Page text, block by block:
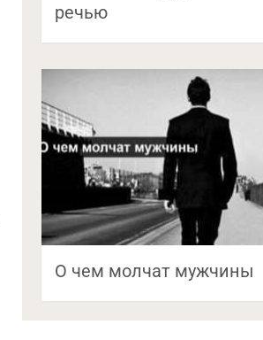
речью
О чем молчат мужчины